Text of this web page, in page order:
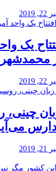
یک
محمدشهر